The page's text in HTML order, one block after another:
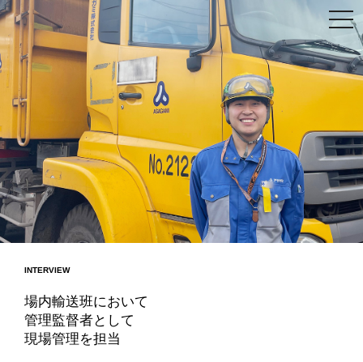
INTERVIEW
場内輸送班において
管理監督者として
現場管理を担当